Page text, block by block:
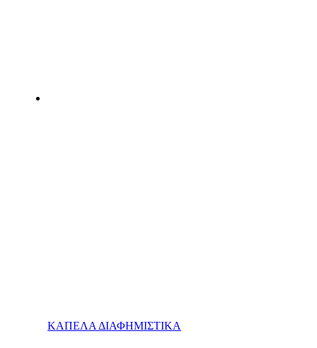
ΚΑΠΕΛΑ ΔΙΑΦΗΜΙΣΤΙΚΑ